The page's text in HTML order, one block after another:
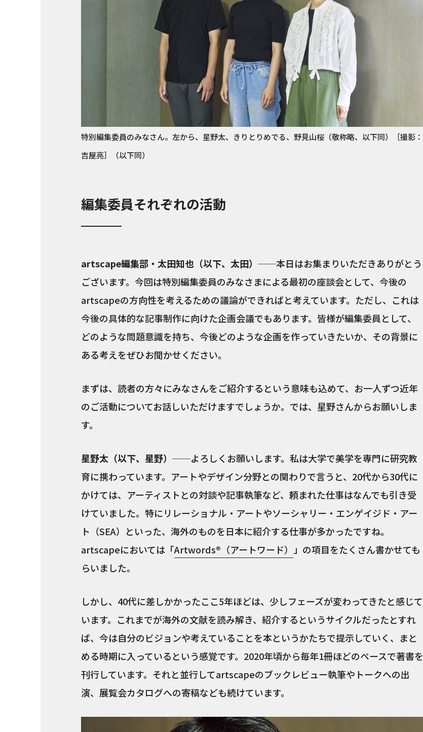
特別編集委員のみなさん。左から、星野太、きりとりめでる、野見山桜（敬称略、以下同）［撮影：
吉屋亮］（以下同）
編集委員それぞれの活動
artscape編集部・太田知也（以下、太田） ──本日はお集まりいただきありがとう
ございます。今回は特別編集委員のみなさまによる最初の座談会として、今後の
artscapeの方向性を考えるための議論ができればと考えています。ただし、これは
今後の具体的な記事制作に向けた企画会議でもあります。皆様が編集委員として、
どのような問題意識を持ち、今後どのような企画を作っていきたいか、その背景に
ある考えをぜひお聞かせください。
まずは、読者の方々にみなさんをご紹介するという意味も込めて、お一人ずつ近年
のご活動についてお話しいただけますでしょうか。では、星野さんからお願いしま
す。
星野太（以下、星野） ──よろしくお願いします。私は大学で美学を専門に研究教
育に携わっています。アートやデザイン分野との関わりで言うと、20代から30代に
かけては、アーティストとの対談や記事執筆など、頼まれた仕事はなんでも引き受
けていました。特にリレーショナル・アートやソーシャリー・エンゲイジド・アー
ト（SEA）といった、海外のものを日本に紹介する仕事が多かったですね。
artscapeにおいては「Artwords®（アートワード） 」の項目をたくさん書かせても
らいました。
しかし、40代に差しかかったここ5年ほどは、少しフェーズが変わってきたと感じて
います。これまでが海外の文献を読み解き、紹介するというサイクルだったとすれ
ば、今は自分のビジョンや考えていることを本というかたちで提示していく、まと
める時期に入っているという感覚です。2020年頃から毎年1冊ほどのペースで著書を
刊行しています。それと並行してartscapeのブックレビュー執筆やトークへの出
演、展覧会カタログへの寄稿なども続けています。